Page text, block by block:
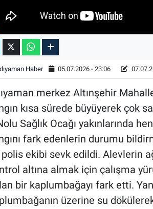
Haber 05.07.2026 - 23:06
merkez Altınşehir
kısa sürede büyüyerek çok
Sağlık Ocağı yakınlarında
fark edenlerin durumu
ekibi sevk edildi. Alevlerin
altına almak için çalışma
bir kaplumbağayı fark etti.
üzerine su